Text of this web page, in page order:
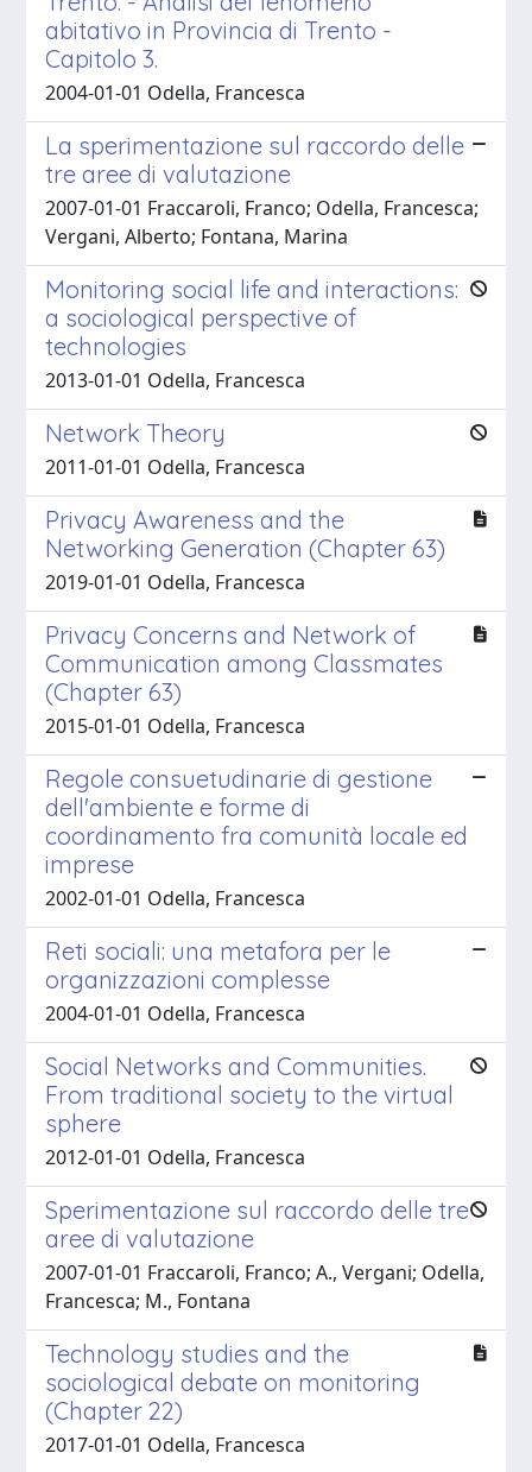
abitativo in Provincia di Trento -
Capitolo 3.
2004-01-01 Odella, Francesca
La sperimentazione sul raccordo delle
tre aree di valutazione
2007-01-01 Fraccaroli, Franco; Odella, Francesca;
Vergani, Alberto; Fontana, Marina
Monitoring social life and interactions:
a sociological perspective of
technologies
2013-01-01 Odella, Francesca
Network Theory
2011-01-01 Odella, Francesca
Privacy Awareness and the
Networking Generation (Chapter 63)
2019-01-01 Odella, Francesca
Privacy Concerns and Network of
Communication among Classmates
(Chapter 63)
2015-01-01 Odella, Francesca
Regole consuetudinarie di gestione
dell'ambiente e forme di
coordinamento fra comunità locale ed
imprese
2002-01-01 Odella, Francesca
Reti sociali: una metafora per le
organizzazioni complesse
2004-01-01 Odella, Francesca
Social Networks and Communities.
From traditional society to the virtual
sphere
2012-01-01 Odella, Francesca
Sperimentazione sul raccordo delle tre
aree di valutazione
2007-01-01 Fraccaroli, Franco; A., Vergani; Odella,
Francesca; M., Fontana
Technology studies and the
sociological debate on monitoring
(Chapter 22)
2017-01-01 Odella, Francesca